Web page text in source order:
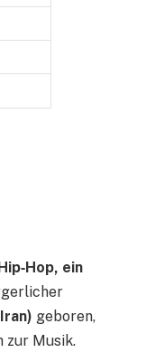
ein
geboren,
zur Musik.